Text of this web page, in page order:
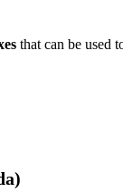
that can be used